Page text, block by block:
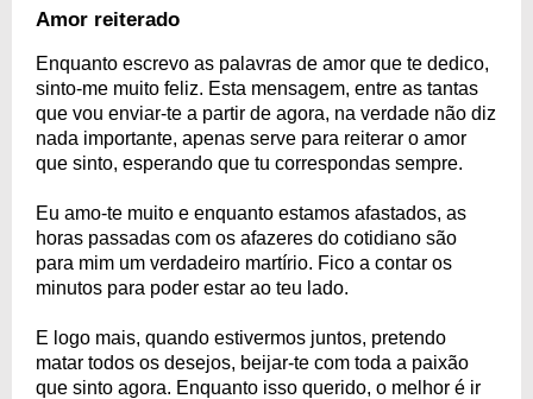
Amor reiterado
Enquanto escrevo as palavras de amor que te dedico,
sinto-me muito feliz. Esta mensagem, entre as tantas
que vou enviar-te a partir de agora, na verdade não diz
nada importante, apenas serve para reiterar o amor
que sinto, esperando que tu correspondas sempre.
Eu amo-te muito e enquanto estamos afastados, as
horas passadas com os afazeres do cotidiano são
para mim um verdadeiro martírio. Fico a contar os
minutos para poder estar ao teu lado.
E logo mais, quando estivermos juntos, pretendo
matar todos os desejos, beijar-te com toda a paixão
que sinto agora. Enquanto isso querido, o melhor é ir